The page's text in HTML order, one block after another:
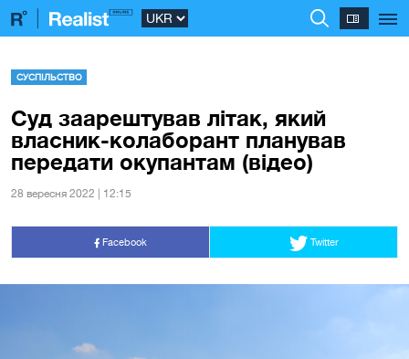
СУСПІЛЬСТВО
Суд заарештував літак, який
власник-колаборант планував
передати окупантам (відео)
28 вересня 2022 | 12:15
Facebook Twitter